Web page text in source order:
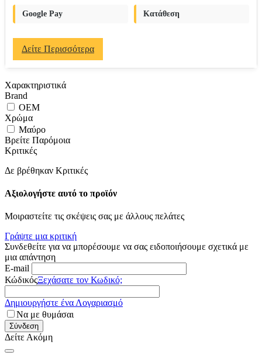
Google Pay Κατάθεση
Δείτε Περισσότερα
Χαρακτηριστικά
Brand
OEM
Χρώμα
Μαύρο
Βρείτε Παρόμοια
Κριτικές
Δε βρέθηκαν Κριτικές
Αξιολογήστε αυτό το προϊόν
Μοιραστείτε τις σκέψεις σας με άλλους πελάτες
Γράψτε μια κριτική
Συνδεθείτε για να μπορέσουμε να σας ειδοποιήσουμε σχετικά με
μια απάντηση
E-mail
ΚώδικόςΞεχάσατε τον Κωδικό;
Δημιουργήστε ένα Λογαριασμό
Να με θυμάσαι
Σύνδεση
Δείτε Ακόμη